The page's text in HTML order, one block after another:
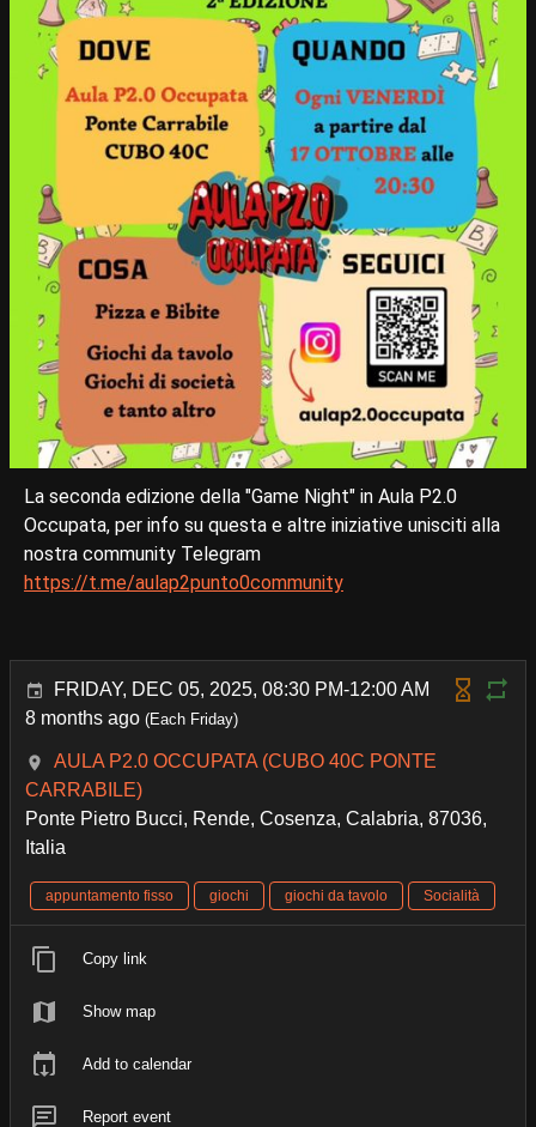
La seconda edizione della "Game Night" in Aula P2.0
Occupata, per info su questa e altre iniziative unisciti alla
nostra community Telegram
https://t.me/aulap2punto0community
FRIDAY, DEC 05, 2025, 08:30 PM-12:00 AM
8 months ago (Each Friday)
AULA P2.0 OCCUPATA (CUBO 40C PONTE
CARRABILE)
Ponte Pietro Bucci, Rende, Cosenza, Calabria, 87036,
Italia
appuntamento fisso giochi giochi da tavolo Socialità
Copy link
Show map
Add to calendar
Report event